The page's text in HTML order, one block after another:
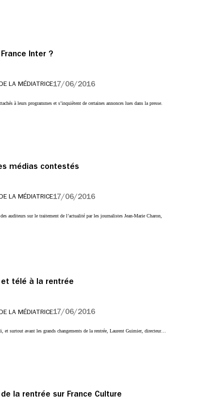
Inter ?
LA MÉDIATRICE17/06/2016
à leurs programmes et s’inquiètent de certaines annonces lues dans la presse.
médias contestés
LA MÉDIATRICE17/06/2016
auditeurs sur le traitement de l’actualité par les journalistes Jean-Marie Charon,
et télé à la rentrée
LA MÉDIATRICE17/06/2016
et surtout avant les grands changements de la rentrée, Laurent Guimier, directeur…
la rentrée sur France Culture